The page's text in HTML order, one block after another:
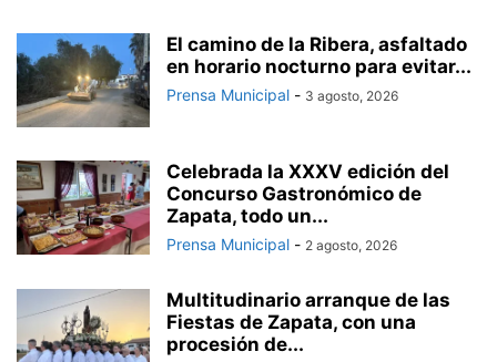
El camino de la Ribera, asfaltado
en horario nocturno para evitar...
Prensa Municipal - 3 agosto, 2026
Celebrada la XXXV edición del
Concurso Gastronómico de
Zapata, todo un...
Prensa Municipal - 2 agosto, 2026
Multitudinario arranque de las
Fiestas de Zapata, con una
procesión de...